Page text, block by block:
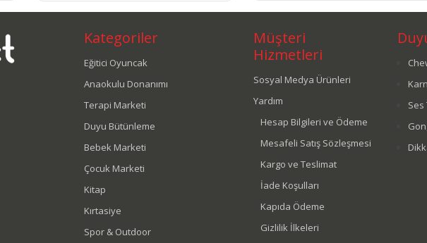
Kategoriler
Eğitici Oyuncak
Anaokulu Donanımı
Terapi Marketi
Duyu Bütünleme
Bebek Marketi
Çocuk Marketi
Kitap
Kırtasiye
Spor & Outdoor
Müşteri
Hizmetleri
Sosyal Medya Ürünleri
Yardım
Hesap Bilgileri ve Ödeme
Mesafeli Satış Sözleşmesi
Kargo ve Teslimat
İade Koşulları
Kapıda Ödeme
Gizlilik İlkeleri
Ses